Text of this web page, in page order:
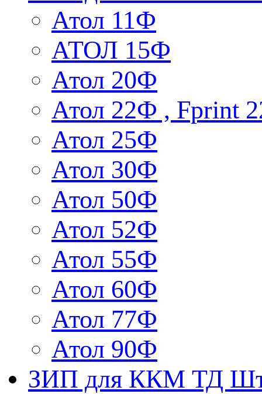
Атол 11Ф
АТОЛ 15Ф
Атол 20Ф
Атол 22Ф , Fprint
Атол 25Ф
Атол 30Ф
Атол 50Ф
Атол 52Ф
Атол 55Ф
Атол 60Ф
Атол 77Ф
Атол 90Ф
ЗИП для ККМ ТД